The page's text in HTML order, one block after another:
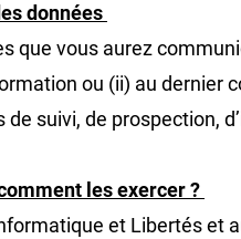
données
que vous aurez
ou (ii) au
de suivi, de prospection,
les exercer ?
et Libertés et